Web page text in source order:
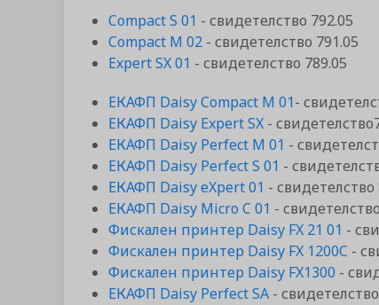
Compact S 01 - свидетелство 792.05
Compact M 02 - свидетелство 791.05
Expert SX 01 - свидетелство 789.05
ЕКАФП Daisy Compact М 01-
ЕКАФП Daisy Expert SX -
ЕКАФП Daisy Perfect M 01 -
ЕКАФП Daisy Perfect S 01 -
ЕКАФП Daisy eXpert 01 - свидетелство
ЕКАФП Daisy Micro C 01 -
Фискален принтер Daisy FX 21 01 -
Фискален принтер Daisy FX 1200C -
Фискален принтер Daisy FX1300 -
ЕКАФП Daisy Perfect SA -